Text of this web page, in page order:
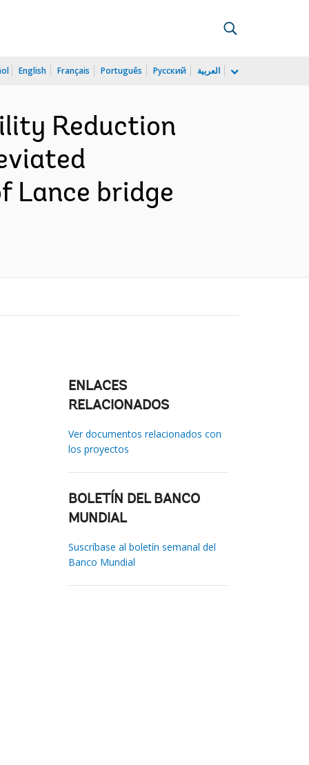
English Français Português Русский العربية
Reduction
Lance bridge
ENLACES
RELACIONADOS
Ver documentos relacionados con
los proyectos
BOLETÍN DEL BANCO
MUNDIAL
Suscríbase al boletín semanal del
Banco Mundial